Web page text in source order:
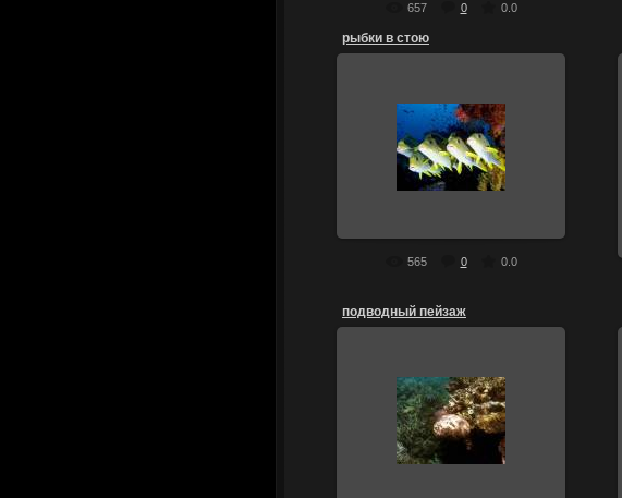
657 0 0.0
рыбки в стою
13.07.2010
наш отряд не победим смирно все
мы тут стоим
565 0 0.0
подводный пейзаж
13.07.2010
подводный пейзаж